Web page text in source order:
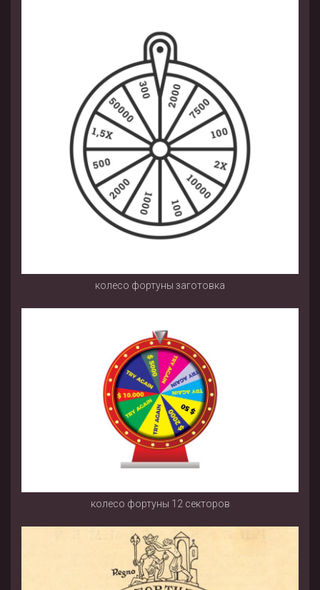
колесо фортуны заготовка
колесо фортуны 12 секторов